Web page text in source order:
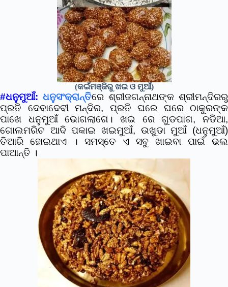
(କଇଁମଞ୍ଜିରୁ ଖଇ ଓ ମୁଆଁ)
#ଧନୁମୁଆଁ: ଧନୁସଂକ୍ରାନ୍ତିରେ ଶ୍ରୀଜଗନ୍ନାଥଙ୍କ ଶ୍ରୀମନ୍ଦିରରୁ
ପ୍ରତି ଦେବାଦେବୀ ମନ୍ଦିର, ପ୍ରତି ଘରେ ଘରେ ଠାକୁରଙ୍କ
ପାଖେ ଧନୁମୁଆଁ ଭୋଗଲାଗେ। ଖଇ ରେ ଗୁଡପାଗ, ନଡିଆ,
ଗୋଲମରିଚ ଆଦି ପକାଇ ଖଇମୁଆଁ, ଉଖୁଡା ମୁଆଁ (ଧନୁମୁଆଁ)
ତିଆରି ହୋଇଥାଏ । ସମସ୍ତେ ଏ ସବୁ ଖାଇବା ପାଇଁ ଭଲ
ପାଆନ୍ତି ।